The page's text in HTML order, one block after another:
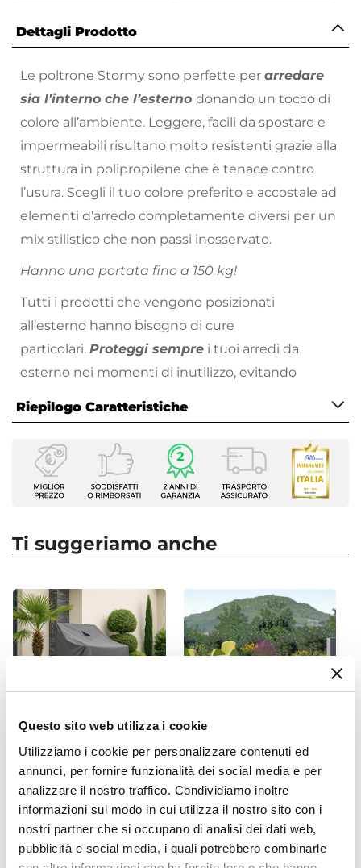
Questo sito web utilizza i cookie
Utilizziamo i cookie per personalizzare contenuti ed
annunci, per fornire funzionalità dei social media e per
analizzare il nostro traffico. Condividiamo inoltre
informazioni sul modo in cui utilizza il nostro sito con i
nostri partner che si occupano di analisi dei dati web,
pubblicità e social media, i quali potrebbero combinarle
Dettagli Prodotto
Le poltrone Stormy sono perfette per arredare
sia l’interno che l’esterno donando un tocco di
colore all’ambiente. Leggere, facili da spostare e
impermeabili risultano molto resistenti grazie alla
struttura in polipropilene che è tenace contro
l’usura. Scegli il tuo colore preferito e accostale ad
elementi d’arredo completamente diversi per un
mix stilistico che non passi inosservato.
Hanno una portata fino a 150 kg!
Tutti i prodotti che vengono posizionati
all’esterno hanno bisogno di cure
particolari. Proteggi sempre i tuoi arredi da
esterno nei momenti di inutilizzo, evitando
Metti l’arredo al riparo sotto una copertura,
oppure utilizza gli
appositi dispositivi per la
curae la manutenzione come lecover
protettive . Non utilizzare teli in cotone o plastica
l’arredo. È raccomandato, inoltre, non utilizzare
prodotti chimici aggressivi.
Sedia progettata per uso domestico e non
adatta per ambienti o utilizzi commerciali.
Riepilogo Caratteristiche
Caratteristiche
Tipologia
Sedia da giardino
Dimensioni
Altezza
86,5 cm
Altezza Seduta
Altezza Braccioli
72 cm
Materiale Seduta
Polipropilene
Colore Seduta
Materiale Struttura
Ti suggeriamo anche
COVER11
Copertura protettiva per
pila di sedie in poliestere
idrorepellente 70x70x120h
cm - Wakanda
CODICE: CRC-1ST
Tavolo da giardino 180x90
cm in alluminio bianco con
top effetto marmo bianco -
Meditheo